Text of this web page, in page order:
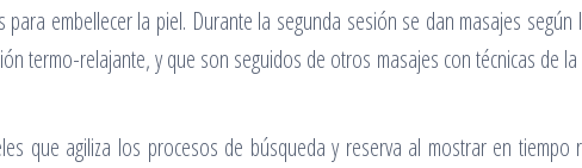
embellecer la piel. Durante la segunda sesión se dan masajes según
termo-relajante, y que son seguidos de otros masajes con técnicas de
que agiliza los procesos de búsqueda y reserva al mostrar en tiempo